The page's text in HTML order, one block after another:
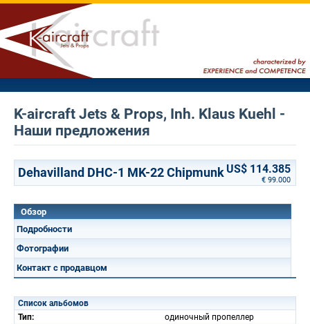
K-aircraft Jets & Props, Inh. Klaus Kuehl -
Наши предложения
Dehavilland DHC-1 MK-22 ChipmunkUS$ 114.385
€ 99.000
Обзор
Подробности
Фотографии
Контакт с продавцом
Список альбомов
Тип:
одиночный пропеллер